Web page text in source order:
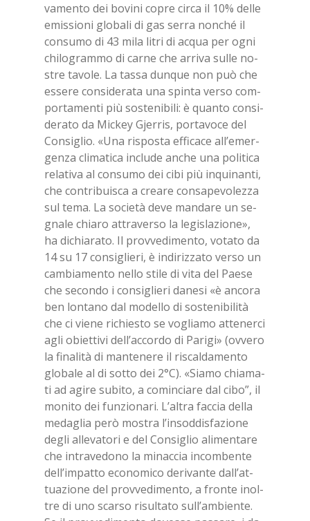
va­men­to dei bo­vi­ni co­pre cir­ca il 10% del­le
emis­sio­ni glo­ba­li di gas ser­ra non­ché il
con­su­mo di 43 mila li­tri di ac­qua per ogni
chi­lo­gram­mo di car­ne che ar­ri­va sul­le no­
stre ta­vo­le. La tas­sa dun­que non può che
es­se­re con­si­de­ra­ta una spin­ta ver­so com­
por­ta­men­ti più so­ste­ni­bi­li: è quan­to con­si­
de­ra­to da Mic­key Gjer­ris, por­ta­vo­ce del
Con­si­glio. «Una ri­spo­sta ef­fi­ca­ce al­l’e­mer­
gen­za cli­ma­ti­ca in­clu­de an­che una po­li­ti­ca
re­la­ti­va al con­su­mo dei cibi più in­qui­nan­ti,
che con­tri­bui­sca a crea­re con­sa­pe­vo­lez­za
sul tema. La so­cie­tà deve man­da­re un se­
gna­le chia­ro at­tra­ver­so la le­gi­sla­zio­ne»,
ha di­chia­ra­to. Il prov­ve­di­men­to, vo­ta­to da
14 su 17 con­si­glie­ri, è in­di­riz­za­to ver­so un
cam­bia­men­to nel­lo sti­le di vita del Pae­se
che se­con­do i con­si­glie­ri da­ne­si «è an­co­ra
ben lon­ta­no dal mo­del­lo di so­ste­ni­bi­li­tà
che ci vie­ne ri­chie­sto se vo­glia­mo at­te­ner­ci
agli obiet­ti­vi del­l’ac­cor­do di Pa­ri­gi» (ov­ve­ro
la fi­na­li­tà di man­te­ne­re il ri­scal­da­men­to
glo­ba­le al di sot­to dei 2°C). «Sia­mo chia­ma­
ti ad agi­re su­bi­to, a co­min­cia­re dal cibo”, il
mo­ni­to dei fun­zio­na­ri. L’al­tra fac­cia del­la
me­da­glia però mo­stra l’in­sod­di­sfa­zio­ne
de­gli al­le­va­to­ri e del Con­si­glio ali­men­ta­re
che in­tra­ve­do­no la mi­nac­cia in­com­ben­te
del­l’im­pat­to eco­no­mi­co de­ri­van­te dal­l’at­
tua­zio­ne del prov­ve­di­men­to, a fron­te inol­
tre di uno scar­so ri­sul­ta­to sul­l’am­bien­te.